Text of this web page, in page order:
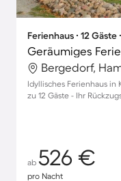
Ferienhaus ∙ 12
Bergedorf,
Idyllisches Ferienhaus
zu 12 Gäste - Ihr
ab 526 €
pro Nacht